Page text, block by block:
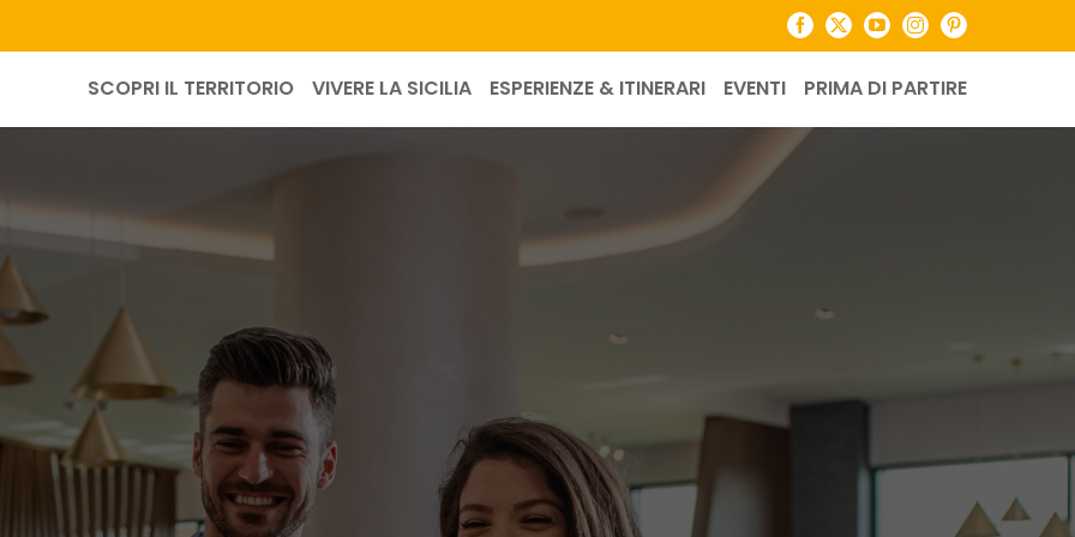
Facebook
X YouTubeInstagramPinterest
SCOPRI IL TERRITORIO VIVERE LA SICILIA ESPERIENZE & ITINERARI EVENTI PRIMA DI PARTIRE